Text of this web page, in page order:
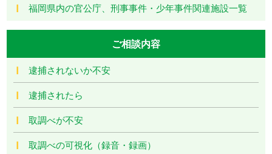
福岡県内の官公庁、刑事事件・少年事件関連施設一覧
ご相談内容
逮捕されないか不安
逮捕されたら
取調べが不安
取調べの可視化（録音・録画）